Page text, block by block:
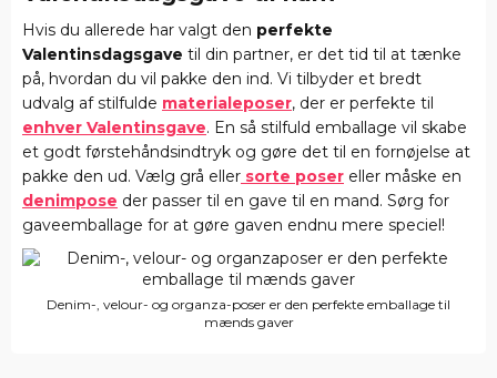
Hvis du allerede har valgt den perfekte
Valentinsdagsgave til din partner, er det tid til at tænke
på, hvordan du vil pakke den ind. Vi tilbyder et bredt
udvalg af stilfulde materialeposer, der er perfekte til
enhver Valentinsgave. En så stilfuld emballage vil skabe
et godt førstehåndsindtryk og gøre det til en fornøjelse at
pakke den ud. Vælg grå eller sorte poser eller måske en
denimpose der passer til en gave til en mand. Sørg for
gaveemballage for at gøre gaven endnu mere speciel!
Denim-, velour- og organza-poser er den perfekte emballage til
mænds gaver